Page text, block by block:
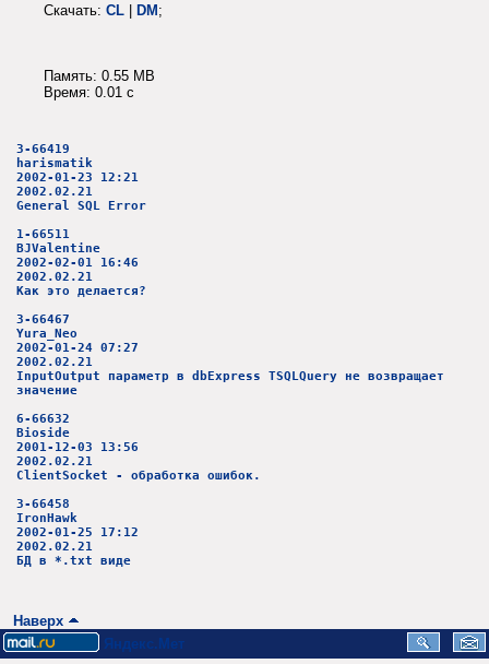
Скачать: CL DM ;
Память: 0.55 MB
Время: 0.01 c
3-66419
harismatik
2002-01-23 12:21
2002.02.21
General SQL Error
1-66511
BJValentine
2002-02-01 16:46
2002.02.21
Как это делается?
3-66467
Yura_Neo
2002-01-24 07:27
2002.02.21
InputOutput параметр в dbExpress TSQLQuery не возвращает
значение
6-66632
Bioside
2001-12-03 13:56
2002.02.21
ClientSocket - обработка ошибок.
3-66458
IronHawk
2002-01-25 17:12
2002.02.21
БД в *.tхt виде
Наверх